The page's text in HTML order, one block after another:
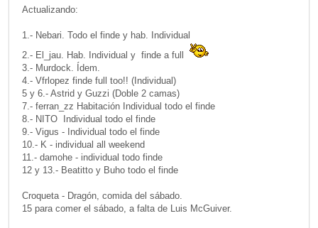
Actualizando:
1.- Nebari. Todo el finde y hab. Individual
2.- El_jau. Hab. Individual y finde a full
3.- Murdock. Ídem.
4.- Vfrlopez finde full too!! (Individual)
5 y 6.- Astrid y Guzzi (Doble 2 camas)
7.- ferran_zz Habitación Individual todo el finde
8.- NITO Individual todo el finde
9.- Vigus - Individual todo el finde
10.- K - individual all weekend
11.- damohe - individual todo finde
12 y 13.- Beatitto y Buho todo el finde
Croqueta - Dragón, comida del sábado.
15 para comer el sábado, a falta de Luis McGuiver.